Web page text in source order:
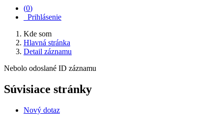
(0)
Prihlásenie
Kde som
Hlavná stránka
Detail záznamu
Nebolo odoslané ID záznamu
Súvisiace stránky
Nový dotaz